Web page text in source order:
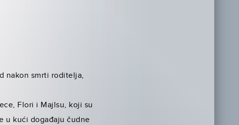
nakon smrti roditelja,
Flori i Majlsu, koji su
u kući događaju čudne